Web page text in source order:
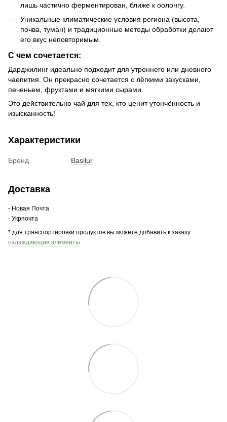
лишь частично ферментирован, ближе к оолонгу.
Уникальные климатические условия региона (высота,
почва, туман) и традиционные методы обработки делают
его вкус неповторимым.
С чем сочетается:
Дарджилинг идеально подходит для утреннего или дневного
чаепития. Он прекрасно сочетается с лёгкими закусками,
печеньем, фруктами и мягкими сырами.
Это действительно чай для тех, кто ценит утончённость и
изысканность!
Характеристики
Бренд Basilur
Доставка
- Новая Почта
- Укрпочта
* для транспортировки продуктов вы можете добавить к заказу
охлаждающие элементы